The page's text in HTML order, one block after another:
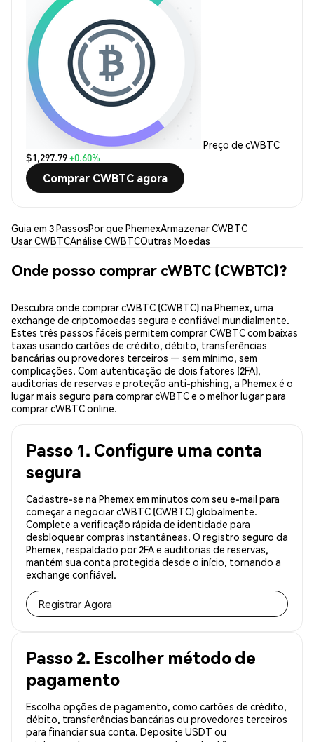
Preço de cWBTC
$1,297.79+0.60%
Comprar CWBTC agora
Guia em 3 PassosPor que PhemexArmazenar CWBTC
Usar CWBTCAnálise CWBTCOutras Moedas
Onde posso comprar cWBTC (CWBTC)?
Descubra onde comprar cWBTC (CWBTC) na Phemex, uma
exchange de criptomoedas segura e confiável mundialmente.
Estes três passos fáceis permitem comprar CWBTC com baixas
taxas usando cartões de crédito, débito, transferências
bancárias ou provedores terceiros — sem mínimo, sem
complicações. Com autenticação de dois fatores (2FA),
auditorias de reservas e proteção anti-phishing, a Phemex é o
lugar mais seguro para comprar cWBTC e o melhor lugar para
comprar cWBTC online.
Passo 1. Configure uma conta
segura
Cadastre-se na Phemex em minutos com seu e-mail para
começar a negociar cWBTC (CWBTC) globalmente.
Complete a verificação rápida de identidade para
desbloquear compras instantâneas. O registro seguro da
Phemex, respaldado por 2FA e auditorias de reservas,
mantém sua conta protegida desde o início, tornando a
exchange confiável.
Registrar Agora
Passo 2. Escolher método de
pagamento
Escolha opções de pagamento, como cartões de crédito,
débito, transferências bancárias ou provedores terceiros
para financiar sua conta. Deposite USDT ou